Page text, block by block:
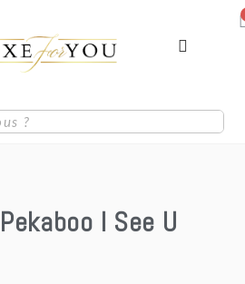
I See U